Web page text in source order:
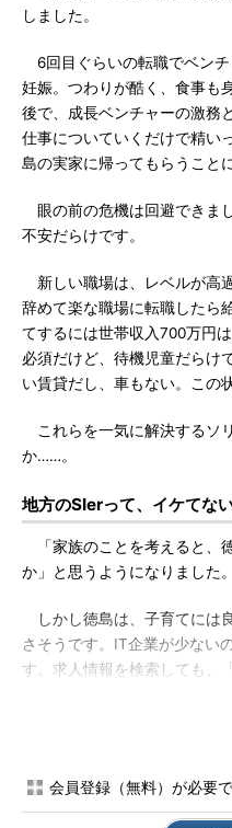
しました。
6回目ぐらいの転職でベン
妊娠。つわりが酷く、食事も
後で、成長ベンチャーの激務
仕事についていくだけで精い
島の実家に帰ってもらうこと
眼の前の危機は回避できま
不安だらけです。
新しい職場は、レベルが高
辞めて楽な職場に転職したら
てするには世帯収入700万円
必須だけど、待機児童だらけ
い賃貸だし、車もない。この
これらを一気に解決するソ
か……。
地方のSIerって、イケてな
「家族のことを考えると、
か」と思うようになりました。
しかし徳島は、子育てには
さそうです。IT企業が少ない
す。求人情報を検索しても、
でも検索を続けたら、良さ
会員登録（無料）が必要